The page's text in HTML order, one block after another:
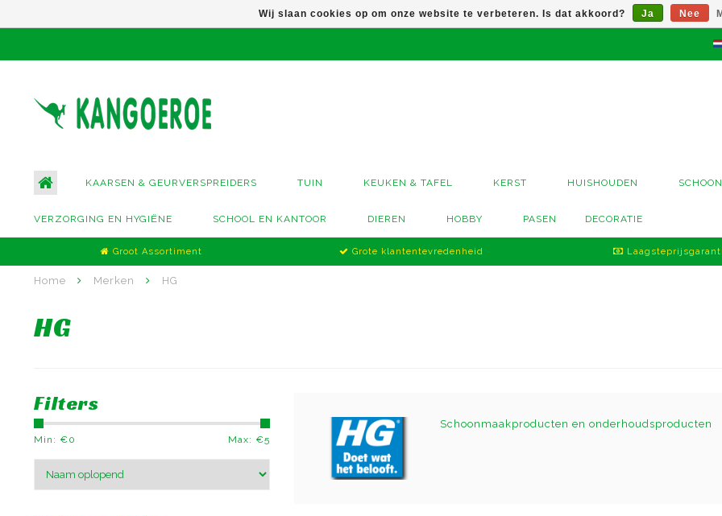
KAARSEN & GEURVERSPREIDERS TUIN KEUKEN & TAFEL KERST HUISHOUDEN
VERZORGING EN HYGIËNE SCHOOL EN KANTOOR DIEREN HOBBY PASEN DECORATIE
Groot Assortiment Grote klantentevredenheid
Home Merken HG
HG
Filters
Min: €0 Max: €5
Schoonmaakproducten en onderhoudsproducten
Wij slaan cookies op om onze website te verbeteren. Is dat akkoord? Ja Nee